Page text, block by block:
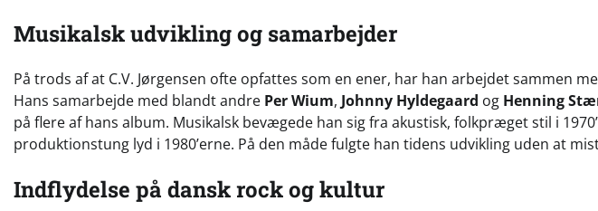
Musikalsk udvikling og samarbejder
På trods af at C.V. Jørgensen ofte opfattes som en ener, har han arbejdet sammen
Hans samarbejde med blandt andre Per Wium, Johnny Hyldegaard og Henning
på flere af hans album. Musikalsk bevægede han sig fra akustisk, folkpræget stil i
produktionstung lyd i 1980’erne. På den måde fulgte han tidens udvikling uden at
Indflydelse på dansk rock og kultur